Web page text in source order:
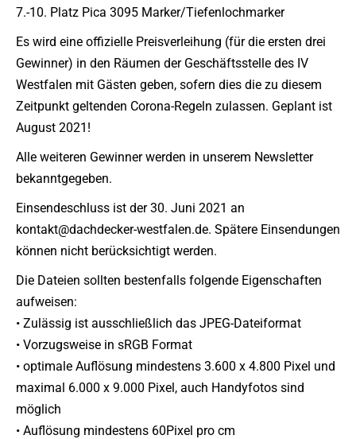
7.-10. Platz Pica 3095 Marker/Tiefenlochmarker
Es wird eine offizielle Preisverleihung (für die ersten drei
Gewinner) in den Räumen der Geschäftsstelle des IV
Westfalen mit Gästen geben, sofern dies die zu diesem
Zeitpunkt geltenden Corona-Regeln zulassen. Geplant ist
August 2021!
Alle weiteren Gewinner werden in unserem Newsletter
bekanntgegeben.
Einsendeschluss ist der 30. Juni 2021 an
kontakt@dachdecker-westfalen.de. Spätere Einsendungen
können nicht berücksichtigt werden.
Die Dateien sollten bestenfalls folgende Eigenschaften
aufweisen:
• Zulässig ist ausschließlich das JPEG-Dateiformat
• Vorzugsweise in sRGB Format
• optimale Auflösung mindestens 3.600 x 4.800 Pixel und
maximal 6.000 x 9.000 Pixel, auch Handyfotos sind
möglich
• Auflösung mindestens 60Pixel pro cm